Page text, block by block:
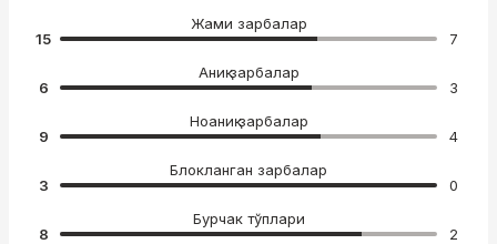
Жами зарбалар
15
7
Аниқ зарбалар
6
3
Ноаниқ зарбалар
9
4
Блокланган зарбалар
3
0
Бурчак тўплари
8
2